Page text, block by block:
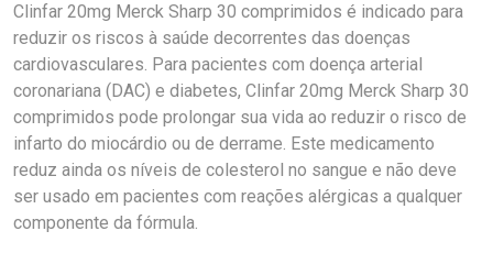
Clinfar 20mg Merck Sharp 30 comprimidos é indicado para
reduzir os riscos à saúde decorrentes das doenças
cardiovasculares. Para pacientes com doença arterial
coronariana (DAC) e diabetes, Clinfar 20mg Merck Sharp 30
comprimidos pode prolongar sua vida ao reduzir o risco de
infarto do miocárdio ou de derrame. Este medicamento
reduz ainda os níveis de colesterol no sangue e não deve
ser usado em pacientes com reações alérgicas a qualquer
componente da fórmula.